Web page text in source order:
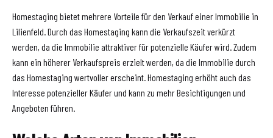
Homestaging bietet mehrere Vorteile für den Verkauf einer Immobilie in
Lilienfeld. Durch das Homestaging kann die Verkaufszeit verkürzt
werden, da die Immobilie attraktiver für potenzielle Käufer wird. Zudem
kann ein höherer Verkaufspreis erzielt werden, da die Immobilie durch
das Homestaging wertvoller erscheint. Homestaging erhöht auch das
Interesse potenzieller Käufer und kann zu mehr Besichtigungen und
Angeboten führen.